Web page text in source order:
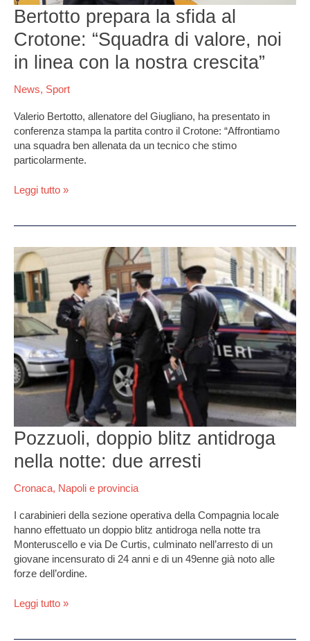
Bertotto prepara la sfida al
Crotone: “Squadra di valore, noi
in linea con la nostra crescita”
News, Sport
Valerio Bertotto, allenatore del Giugliano, ha presentato in
conferenza stampa la partita contro il Crotone: “Affrontiamo
una squadra ben allenata da un tecnico che stimo
particolarmente.
in
linea
con
nostra
Leggi tutto »
Pozzuoli, doppio blitz antidroga
nella notte: due arresti
Cronaca, Napoli e provincia
I carabinieri della sezione operativa della Compagnia locale
hanno effettuato un doppio blitz antidroga nella notte tra
Monteruscello e via De Curtis, culminato nell’arresto di un
giovane incensurato di 24 anni e di un 49enne già noto alle
forze dell’ordine.
Pozzuoli,
doppio
blitz
antidroga
nella
notte:
due
arresti
Leggi tutto »